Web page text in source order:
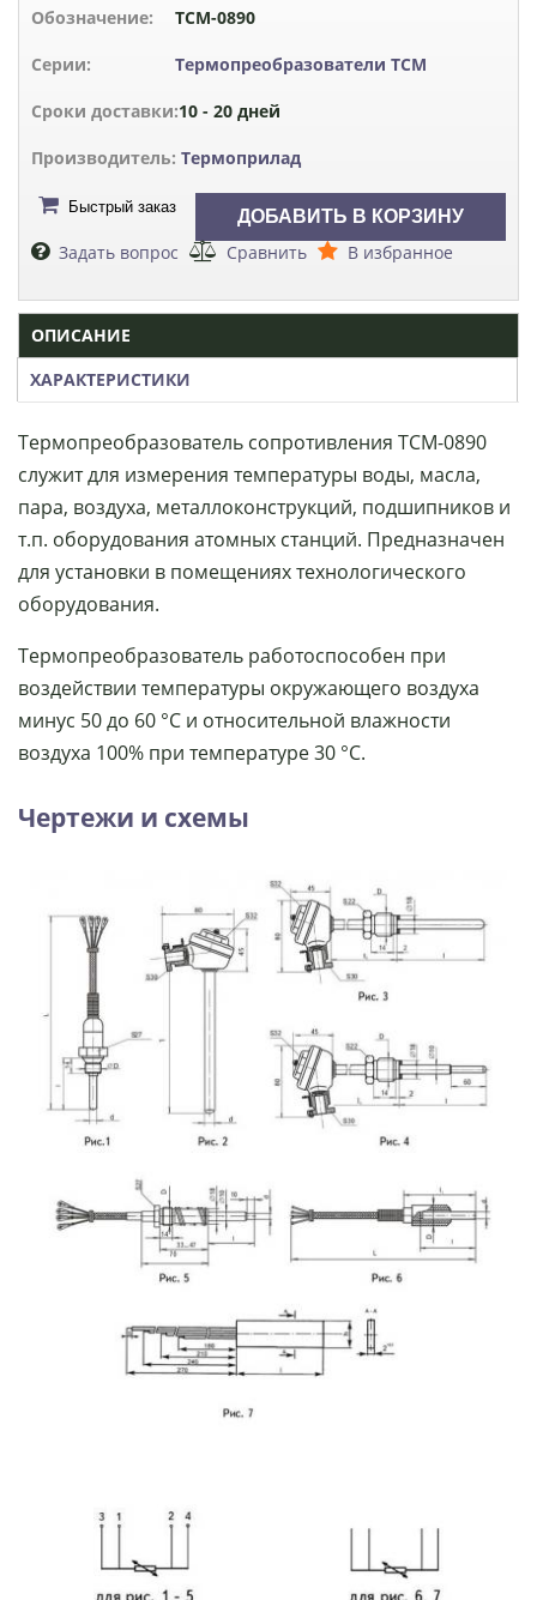
Обозначение: ТСМ-0890
Серии: Термопреобразователи ТСМ
Сроки доставки:10 - 20 дней
Производитель: Термоприлад
Быстрый заказ
Задать вопрос Сравнить В избранное
ОПИСАНИЕ
ХАРАКТЕРИСТИКИ
Термопреобразователь сопротивления ТСМ-0890
служит для измерения температуры воды, масла,
пара, воздуха, металлоконструкций, подшипников и
т.п. оборудования атомных станций. Предназначен
для установки в помещениях технологического
оборудования.
Термопреобразователь работоспособен при
воздействии температуры окружающего воздуха
минус 50 до 60 °С и относительной влажности
воздуха 100% при температуре 30 °С.
Чертежи и схемы